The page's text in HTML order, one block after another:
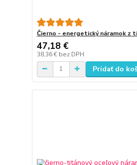
Čierno - energetický náramok z
47,18 €
38,36 € bez DPH
Pridať do